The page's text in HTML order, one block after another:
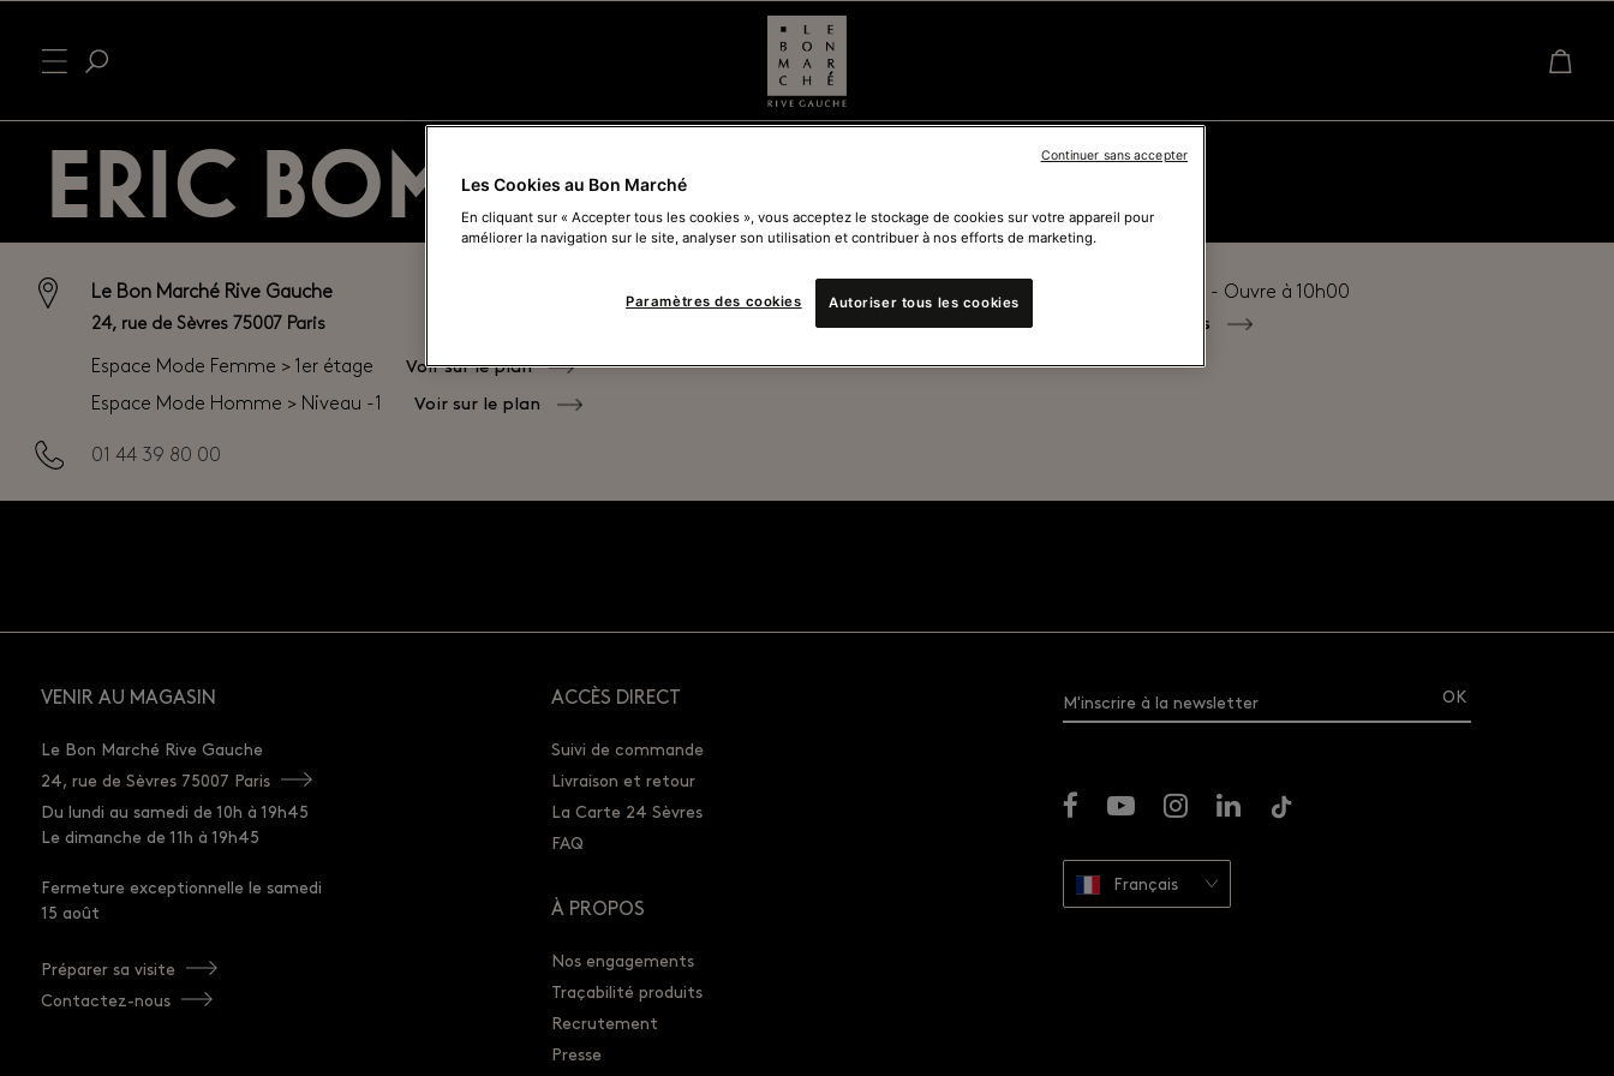
ERIC BOMPARD
Le Bon Marché Rive Gauche
24, rue de Sèvres 75007 Paris
Espace Mode Femme > 1er étage Voir sur le plan
Espace Mode Homme > Niveau -1 Voir sur le plan
01 44 39 80 00
Fermé actuellement - Ouvre à 10h00
Voir tous les horaires
VENIR AU MAGASIN
Le Bon Marché Rive Gauche
24, rue de Sèvres 75007 Paris
Du lundi au samedi de 10h à 19h45
Le dimanche de 11h à 19h45
Fermeture exceptionnelle le samedi
15 août
Préparer sa visite
Contactez-nous
ACCÈS DIRECT
Suivi de commande
Livraison et retour
La Carte 24 Sèvres
FAQ
À PROPOS
Nos engagements
Traçabilité produits
Recrutement
Presse
M'inscrire à la newsletter
Français
Les Cookies au Bon Marché
En cliquant sur « Accepter tous les cookies », vous acceptez le stockage de cookies sur votre appareil pour
améliorer la navigation sur le site, analyser son utilisation et contribuer à nos efforts de marketing.
Paramètres des cookies Autoriser tous les cookies
Continuer sans accepter